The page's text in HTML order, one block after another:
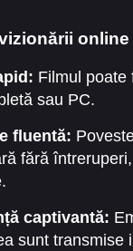
online
Filmul poate
sau PC.
fluentă:
fără
captivantă:
sunt transmise